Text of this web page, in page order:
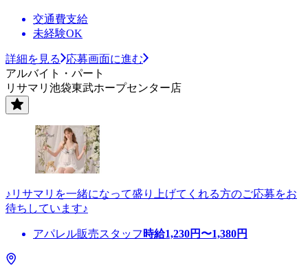
交通費支給
未経験OK
詳細を見る
応募画面に進む
アルバイト・パート
リサマリ池袋東武ホープセンター店
♪リサマリを一緒になって盛り上げてくれる方のご応募をお
待ちしています♪
アパレル販売スタッフ 時給1,230円〜1,380円